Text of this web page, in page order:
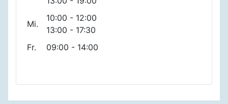
Mi.
10:00 - 12:00
13:00 - 17:30
Fr.
09:00 - 14:00